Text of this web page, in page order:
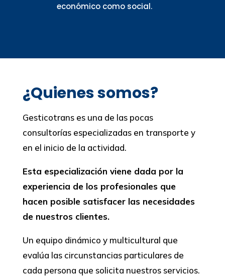
económico como social.
¿Quienes somos?
Gesticotrans es una de las pocas
consultorías especializadas en transporte y
en el inicio de la actividad.
Esta especialización viene dada por la
experiencia de los profesionales que
hacen posible satisfacer las necesidades
de nuestros clientes.
Un equipo dinámico y multicultural que
evalúa las circunstancias particulares de
cada persona que solicita nuestros servicios.